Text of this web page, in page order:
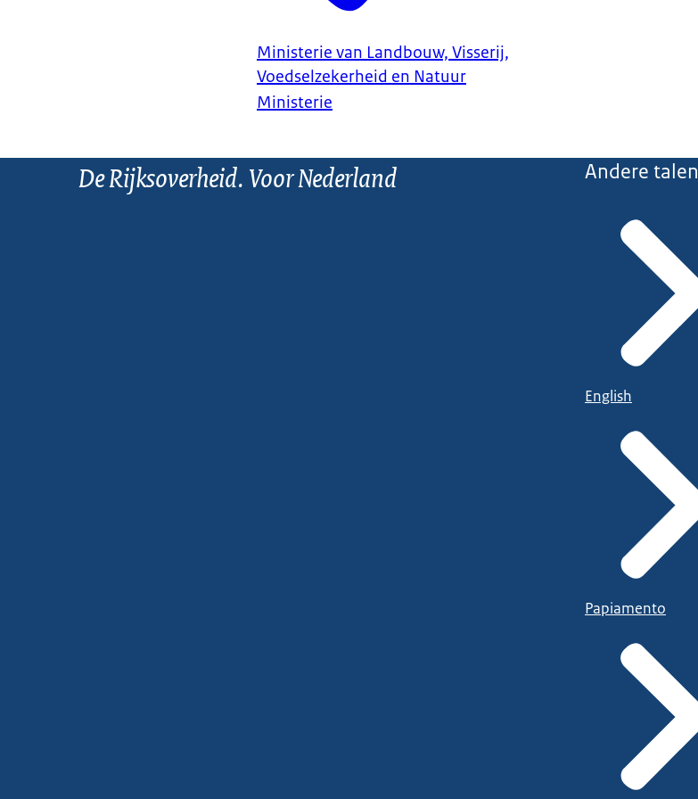
Ministerie van Landbouw, Visserij,
Voedselzekerheid en Natuur
Ministerie
De Rijksoverheid. Voor Nederland Andere talen
English
Papiamento